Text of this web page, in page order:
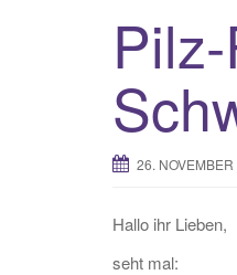
26.
Hallo ihr Lieben,
seht mal: